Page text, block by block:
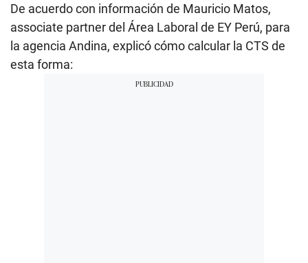
De acuerdo con información de Mauricio Matos,
associate partner del Área Laboral de EY Perú, para
la agencia Andina, explicó cómo calcular la CTS de
esta forma: